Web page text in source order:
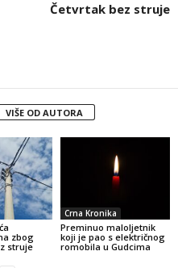
Četvrtak bez struje
VIŠE OD AUTORA
zbog
struje
Crna Kronika
Preminuo maloljetnik
koji je pao s električnog
romobila u Gudcima